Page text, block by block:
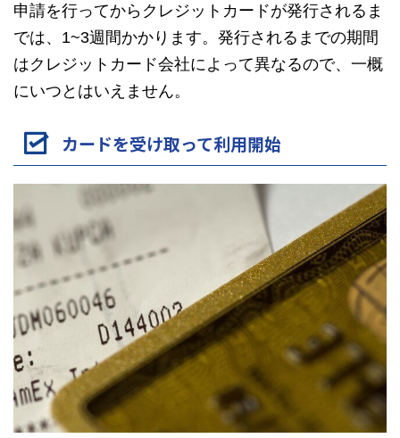
申請を行ってからクレジットカードが発行されるま
では、1~3週間かかります。発行されるまでの期間
はクレジットカード会社によって異なるので、一概
にいつとはいえません。
カードを受け取って利用開始